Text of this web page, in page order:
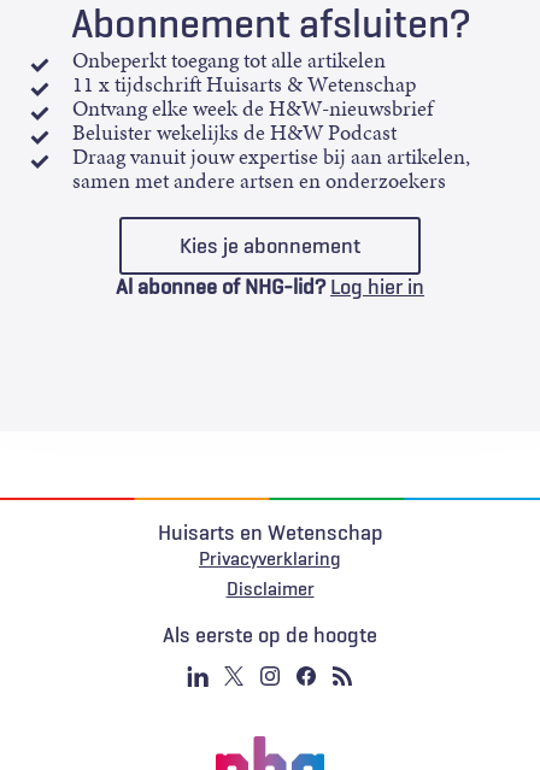
Abonnement afsluiten?
Onbeperkt toegang tot alle artikelen
11 x tijdschrift Huisarts & Wetenschap
Ontvang elke week de H&W-nieuwsbrief
Beluister wekelijks de H&W Podcast
Draag vanuit jouw expertise bij aan artikelen,
samen met andere artsen en onderzoekers
Kies je abonnement
Al abonnee of NHG-lid? Log hier in
Huisarts en Wetenschap
Privacyverklaring
Voet
Disclaimer
Als eerste op de hoogte